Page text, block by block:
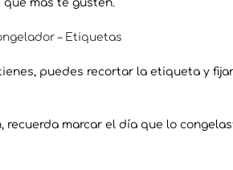
más te gusten.
– Etiquetas
puedes recortar la etiqueta y
marcar el día que lo